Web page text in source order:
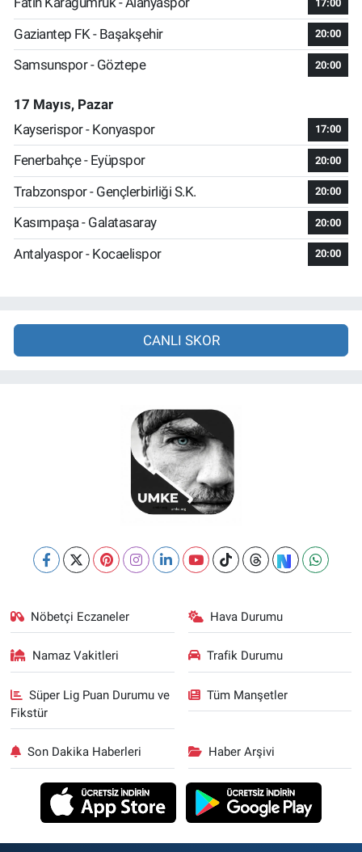
17:00
Gaziantep FK - Başakşehir 20:00
Samsunspor - Göztepe 20:00
17 Mayıs, Pazar
Kayserispor - Konyaspor
17:00
Fenerbahçe - Eyüpspor 20:00
Trabzonspor - Gençlerbirliği S.K. 20:00
Kasımpaşa - Galatasaray 20:00
Antalyaspor - Kocaelispor 20:00
CANLI SKOR
Nöbetçi Eczaneler Hava Durumu
Namaz Vakitleri Trafik Durumu
Süper Lig Puan Durumu ve
Fikstür
Tüm Manşetler
Son Dakika Haberleri Haber Arşivi